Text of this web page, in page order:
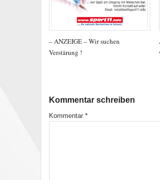
– ANZEIGE – Wir suchen
Verstärung !
Kommentar schreiben
Kommentar *